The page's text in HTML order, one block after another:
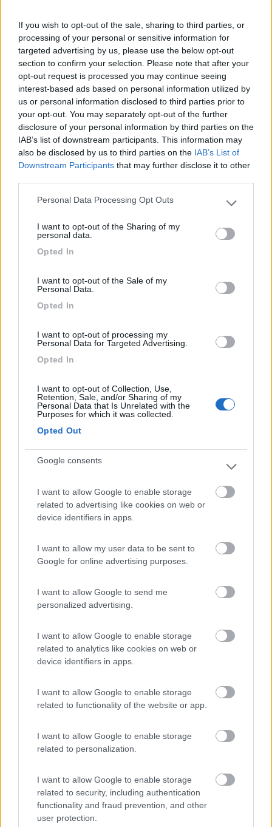
If you wish to opt-out of the sale, sharing to third parties, or
processing of your personal or sensitive information for
targeted advertising by us, please use the below opt-out
section to confirm your selection. Please note that after your
opt-out request is processed you may continue seeing
interest-based ads based on personal information utilized by
us or personal information disclosed to third parties prior to
your opt-out. You may separately opt-out of the further
disclosure of your personal information by third parties on the
IAB’s list of downstream participants. This information may
also be disclosed by us to third parties on the IAB’s List of
Downstream Participants that may further disclose it to other
Please note that this website/app uses one or more Google
not limited to your visit or usage behaviour. You may click to
use your data for below specified purposes in below Google
Personal Data Processing Opt Outs
I want to opt-out of the Sharing of my
personal data.
Opted In
I want to opt-out of the Sale of my
Personal Data.
Opted In
I want to opt-out of processing my
Personal Data for Targeted Advertising.
Opted In
I want to opt-out of Collection, Use,
Retention, Sale, and/or Sharing of my
Personal Data that Is Unrelated with the
Purposes for which it was collected.
Opted Out
Google consents
I want to allow Google to enable storage
related to advertising like cookies on web or
device identifiers in apps.
I want to allow my user data to be sent to
Google for online advertising purposes.
I want to allow Google to send me
personalized advertising.
I want to allow Google to enable storage
related to analytics like cookies on web or
device identifiers in apps.
I want to allow Google to enable storage
related to functionality of the website or app.
I want to allow Google to enable storage
related to personalization.
I want to allow Google to enable storage
related to security, including authentication
functionality and fraud prevention, and other
user protection.
Saluti
baribbao
17
Inserito il08/03/2022 alle:17:27:27
In risposta al messaggio disunicdel07/03/2022alle20:06:28
Buonasera, lo stesso problema è capitato pure a me, dopo aver fatto fare
il tagliando presso una rete autorizzata Fiat. Preciso che ho un van
Rapido su Ducato X290 euro 6B del 2019. Ho controllato il livello dell'olio
...
farò un controllo questo WE e vi faccio sapere!
Modificato da baribbao il 08/03/2022 alle 17:27:54
mau marlin
Inserito il12/04/2022
In risposta al messaggio di
Grazie mille! farò un controllo questo WE e vi faccio sapere!
dell'errore, l'officina ha finalmente identificato l'errore: codice
chi ha avuto già questo codice di errore se ha dovuto sostituire
il sensore o se gli hanno fatto un aggiornamento software.
In risposta al messaggio difabio55del02/03/2022 19:11:27
Perché viene scollegata la batteria al tagliando?
baribbao
Inserito il12/04/2022 alle:17:49:07
In risposta al messaggio di baribbao
Grazie mille! farò un controllo questo WE e vi faccio sapere!
controllato il livello dell'olio motore
Effettivamente dopo il tagliando il meccanico ne ha messo
Visto che è veramente di poco sopra la tacca del massimo ho
deciso di non intervenire.
Neanche a farlo apposta la spia ora non si accende più
eccessivo di olio motore
Ho risolto senza fare nulla... spero possa servire ad altri
Ciao e buoni km!